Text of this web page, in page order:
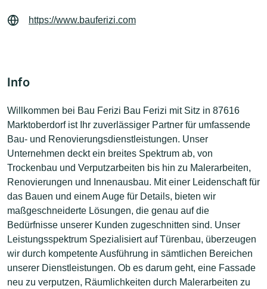
https://www.bauferizi.com
Info
Willkommen bei Bau Ferizi Bau Ferizi mit Sitz in 87616
Marktoberdorf ist Ihr zuverlässiger Partner für umfassende
Bau- und Renovierungsdienstleistungen. Unser
Unternehmen deckt ein breites Spektrum ab, von
Trockenbau und Verputzarbeiten bis hin zu Malerarbeiten,
Renovierungen und Innenausbau. Mit einer Leidenschaft für
das Bauen und einem Auge für Details, bieten wir
maßgeschneiderte Lösungen, die genau auf die
Bedürfnisse unserer Kunden zugeschnitten sind. Unser
Leistungsspektrum Spezialisiert auf Türenbau, überzeugen
wir durch kompetente Ausführung in sämtlichen Bereichen
unserer Dienstleistungen. Ob es darum geht, eine Fassade
neu zu verputzen, Räumlichkeiten durch Malerarbeiten zu